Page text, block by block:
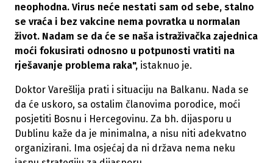
neophodna. Virus neće nestati sam od sebe, stalno
se vraća i bez vakcine nema povratka u normalan
život. Nadam se da će se naša istraživačka zajednica
moći fokusirati odnosno u potpunosti vratiti na
rješavanje problema raka", istaknuo je.
Doktor Varešlija prati i situaciju na Balkanu. Nada se
da će uskoro, sa ostalim članovima porodice, moći
posjetiti Bosnu i Hercegovinu. Za bh. dijasporu u
Dublinu kaže da je minimalna, a nisu niti adekvatno
organizirani. Ima osjećaj da ni država nema neku